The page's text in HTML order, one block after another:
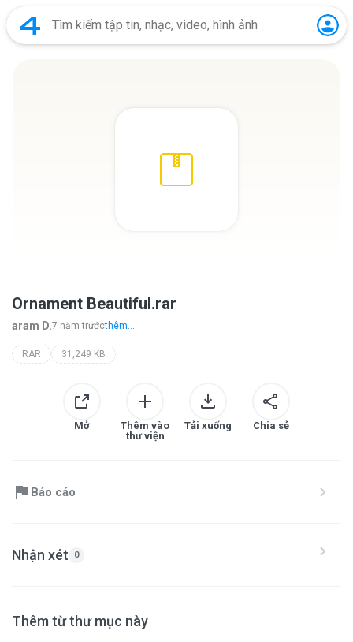
Ornament Beautiful.rar
aram D.7 năm trướcthêm...
RAR 31,249 KB
Mở
Thêm vào
thư viện
Tải xuống Chia sẻ
Báo cáo
Nhận xét 0
Thêm từ thư mục này